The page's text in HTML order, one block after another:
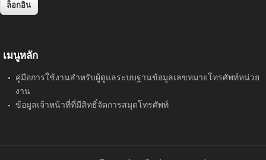
เมนูหลัก
คู่มือการใช้งานสำหรับผู้ดูแลระบบฐานข้อมูลเลขหมายโทรศัพท์หน่วย
งาน
ข้อมูลเจ้าหน้าที่ที่มีสิทธิ์จัดการสมุดโทรศัพท์